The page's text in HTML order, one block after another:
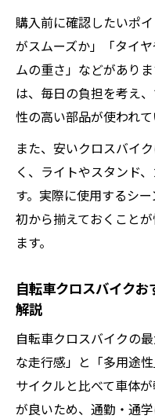
を比較
自転車クロス
自転車クロ
イント
普段使いでも便利
自転車クロス
自転車クロス
リット
自転車クロス
ユース性能
購入前に確認したいポ
がスムーズか」「タイ
ムの重さ」などがあり
は、毎日の負担を考え
性の高い部品が使われて
また、安いクロスバイ
く、ライトやスタンド
す。実際に使用するシ
初から揃えておくこと
ます。
自転車クロスバイクお
解説
自転車クロスバイクの
な走行感」と「多用途
サイクルと比べて車体
が良いため、通勤・通